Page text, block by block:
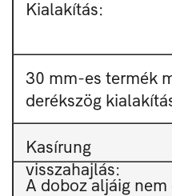
Kialakítás:
30 mm-es termék
derékszög
Kasírung
visszahajlás:
A doboz aljáig